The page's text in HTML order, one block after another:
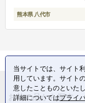
熊本県 八代市
お礼の品から探す
当サイトでは、サイト
用しています。サイト
意したことものといたし
詳細についてはプライ